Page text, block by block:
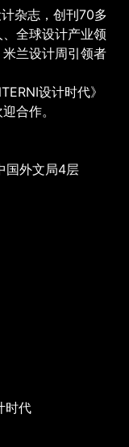
杂志，创刊70多
全球设计产业领
兰设计周引领者
设计时代》
合作。
国外文局4层
时代